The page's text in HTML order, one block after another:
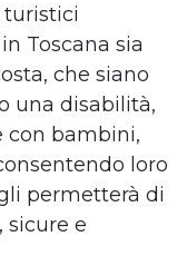
turistici
Toscana sia
che siano
una disabilità,
con bambini,
loro
permetterà di
sicure e